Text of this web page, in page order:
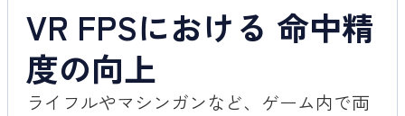
VR FPSにおける 命中精
度の向上
ライフルやマシンガンなど、ゲーム内で両